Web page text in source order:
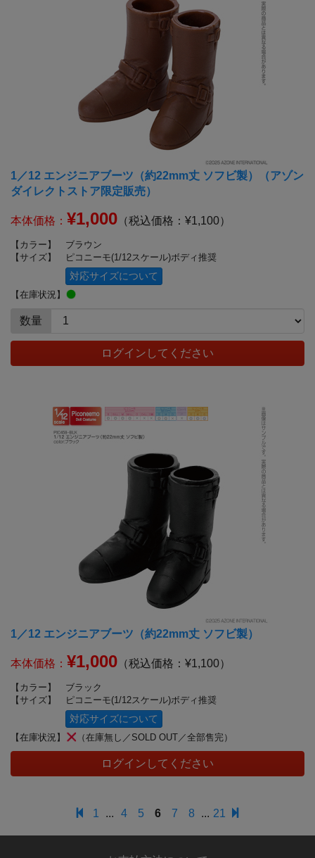
1／12 エンジニアブーツ（約22mm丈 ソフビ製）（アゾン
ダイレクトストア限定販売）
本体価格： ¥1,000 （税込価格：¥1,100）
【カラー】
ブラウン
【サイズ】
ピコニーモ(1/12スケール)ボディ推奨
対応サイズについて
【在庫状況】
数量
ログインしてください
1／12 エンジニアブーツ（約22mm丈 ソフビ製）
本体価格： ¥1,000 （税込価格：¥1,100）
【カラー】
ブラック
【サイズ】
ピコニーモ(1/12スケール)ボディ推奨
対応サイズについて
【在庫状況】 （在庫無し／SOLD OUT／全部售完）
ログインしてください
1 ... 4 5 6 7 8 ... 21